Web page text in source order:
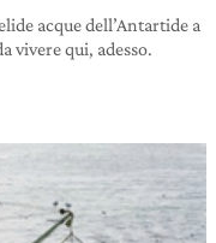
acque dell’Antartide a
vivere qui, adesso.